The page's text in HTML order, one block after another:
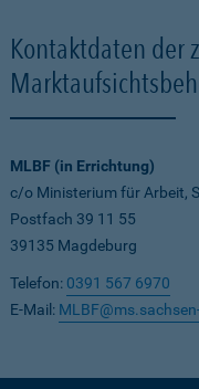
Kontaktdaten der
MLBF (in Errichtung)
c/o Ministerium für Arbeit,
Postfach 39 11 55
39135 Magdeburg
Telefon: 0391 567 6970
E-Mail: